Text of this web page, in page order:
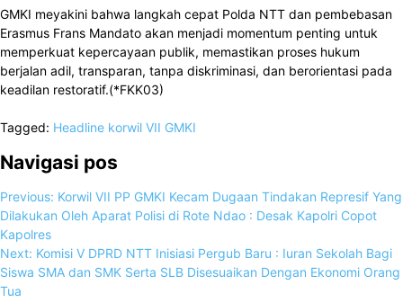
GMKI meyakini bahwa langkah cepat Polda NTT dan pembebasan
Erasmus Frans Mandato akan menjadi momentum penting untuk
memperkuat kepercayaan publik, memastikan proses hukum
berjalan adil, transparan, tanpa diskriminasi, dan berorientasi pada
keadilan restoratif.(*FKK03)
Tagged: Headline korwil VII GMKI
Navigasi pos
Previous: Korwil VII PP GMKI Kecam Dugaan Tindakan Represif Yang
Dilakukan Oleh Aparat Polisi di Rote Ndao : Desak Kapolri Copot
Kapolres
Next: Komisi V DPRD NTT Inisiasi Pergub Baru : Iuran Sekolah Bagi
Siswa SMA dan SMK Serta SLB Disesuaikan Dengan Ekonomi Orang
Tua